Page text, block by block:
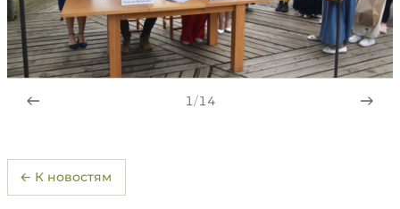
1/14
← К новостям